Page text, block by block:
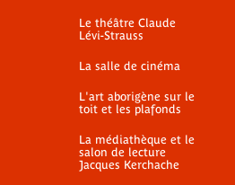
Le théâtre Claude
Lévi-Strauss
La salle de cinéma
L'art aborigène sur le
toit et les plafonds
La médiathèque et le
salon de lecture
Jacques Kerchache